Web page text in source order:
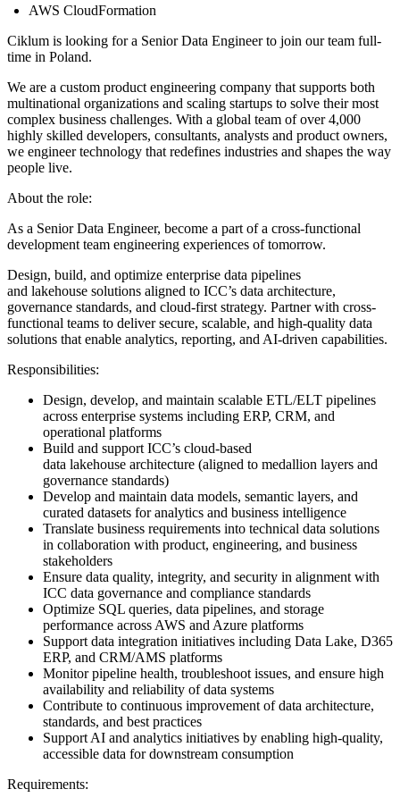
AWS CloudFormation
Ciklum is looking for a Senior Data Engineer to join our team full-
time in Poland.
We are a custom product engineering company that supports both
multinational organizations and scaling startups to solve their most
complex business challenges. With a global team of over 4,000
highly skilled developers, consultants, analysts and product owners,
we engineer technology that redefines industries and shapes the way
people live.
About the role:
As a Senior Data Engineer, become a part of a cross-functional
development team engineering experiences of tomorrow.
Design, build, and optimize enterprise data pipelines
and lakehouse solutions aligned to ICC’s data architecture,
governance standards, and cloud-first strategy. Partner with cross-
functional teams to deliver secure, scalable, and high-quality data
solutions that enable analytics, reporting, and AI-driven capabilities.
Responsibilities:
Design, develop, and maintain scalable ETL/ELT pipelines
across enterprise systems including ERP, CRM, and
operational platforms
Build and support ICC’s cloud-based
data lakehouse architecture (aligned to medallion layers and
governance standards)
Develop and maintain data models, semantic layers, and
curated datasets for analytics and business intelligence
Translate business requirements into technical data solutions
in collaboration with product, engineering, and business
stakeholders
Ensure data quality, integrity, and security in alignment with
ICC data governance and compliance standards
Optimize SQL queries, data pipelines, and storage
performance across AWS and Azure platforms
Support data integration initiatives including Data Lake, D365
ERP, and CRM/AMS platforms
Monitor pipeline health, troubleshoot issues, and ensure high
availability and reliability of data systems
Contribute to continuous improvement of data architecture,
standards, and best practices
Support AI and analytics initiatives by enabling high-quality,
accessible data for downstream consumption
Requirements: